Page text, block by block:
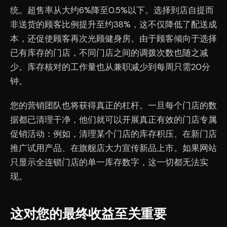
统。超售率从大约6%降至0.5%以下。选择到店自提而
非送货的顾客比例提升至约38%，这不仅降低了配送成
本，还促使顾客再次光顾健身房。由于顾客倾向于选择
已有库存的门店，不同门店之间的调拨次数也随之减
少。库存核对的工作量也从兼职减少到每周只需20分
钟。
您的营销团队也将获得真正的杠杆。一旦每个门店的数
据都已清理干净，他们就可以开展真正有效的门店专属
促销活动：例如，清理某个门店的库存积压、在新门店
推广试用产品、在旗舰店大力宣传新品上市。如果网站
只显示全连锁门店的单一库存数字，这一切都无法实
现。
这对您的最终收益至关重要